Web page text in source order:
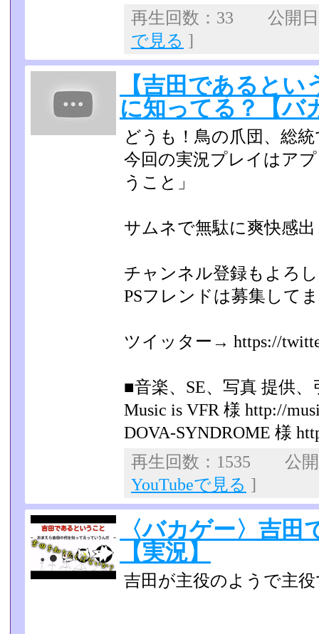
再生回数：33 公開
で見る ]
【吉田であると
に知ってる？【バ
どうも！鳥の爪団、総
今回の実況プレイはア
うこと」
サムネで無駄に爽快感
チャンネル登録もよろ
PSフレンドは募集して
ツイッター→ https://
■音楽、SE、写真 提供、
Music is VFR 様 http://
DOVA-SYNDROME 様
再生回数：1535 公
YouTubeで見る ]
〈バカゲー〉吉
【実況】
吉田が主役のようで主